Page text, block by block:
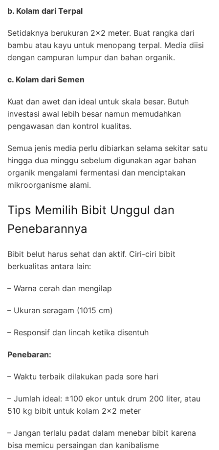
b. Kolam dari Terpal
Setidaknya berukuran 2×2 meter. Buat rangka dari
bambu atau kayu untuk menopang terpal. Media diisi
dengan campuran lumpur dan bahan organik.
c. Kolam dari Semen
Kuat dan awet dan ideal untuk skala besar. Butuh
investasi awal lebih besar namun memudahkan
pengawasan dan kontrol kualitas.
Semua jenis media perlu dibiarkan selama sekitar satu
hingga dua minggu sebelum digunakan agar bahan
organik mengalami fermentasi dan menciptakan
mikroorganisme alami.
Tips Memilih Bibit Unggul dan
Penebarannya
Bibit belut harus sehat dan aktif. Ciri-ciri bibit
berkualitas antara lain:
– Warna cerah dan mengilap
– Ukuran seragam (1015 cm)
– Responsif dan lincah ketika disentuh
Penebaran:
– Waktu terbaik dilakukan pada sore hari
– Jumlah ideal: ±100 ekor untuk drum 200 liter, atau
510 kg bibit untuk kolam 2×2 meter
– Jangan terlalu padat dalam menebar bibit karena
bisa memicu persaingan dan kanibalisme